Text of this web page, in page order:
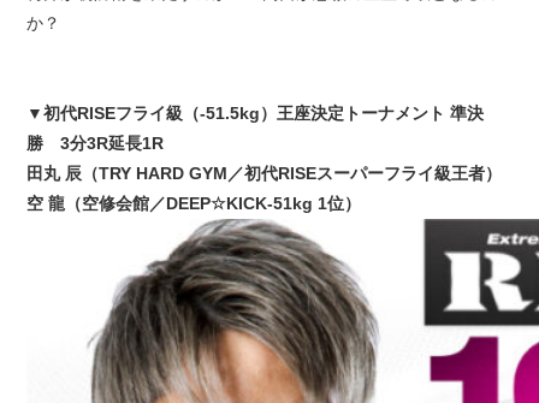
か？
▼初代RISEフライ級（-51.5kg）王座決定トーナメント 準決
勝 3分3R延長1R
田丸 辰（TRY HARD GYM／初代RISEスーパーフライ級王者）
空 龍（空修会館／DEEP☆KICK-51kg 1位）